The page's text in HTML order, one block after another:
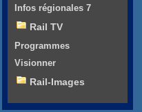
Infos régionales 7
Rail TV
Programmes
Visionner
Rail-Images